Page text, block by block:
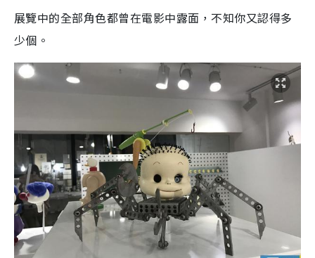
展覽中的全部角色都曾在電影中露面，不知你又認得多
少個。